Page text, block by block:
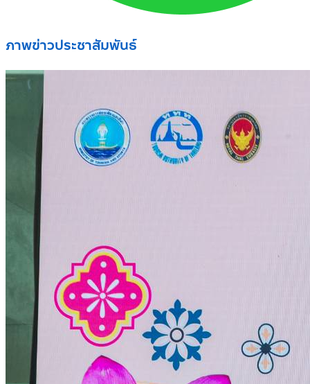
ภาพข่าวประชาสัมพันธ์